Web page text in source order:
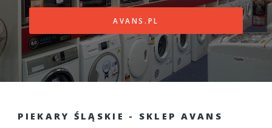
AVANS.PL
PIEKARY ŚLĄSKIE - SKLEP AVANS